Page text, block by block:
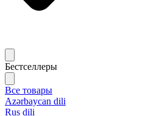
Бестселлеры
Все товары
Azərbaycan dili
Rus dili